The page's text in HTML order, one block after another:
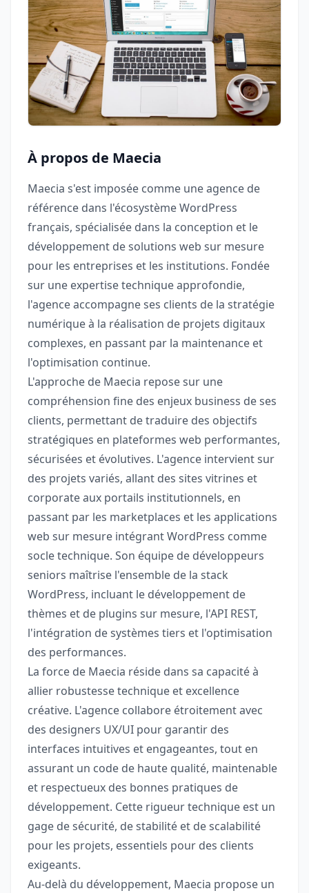
À propos de Maecia
Maecia s'est imposée comme une agence de
référence dans l'écosystème WordPress
français, spécialisée dans la conception et le
développement de solutions web sur mesure
pour les entreprises et les institutions. Fondée
sur une expertise technique approfondie,
l'agence accompagne ses clients de la stratégie
numérique à la réalisation de projets digitaux
complexes, en passant par la maintenance et
l'optimisation continue.
L'approche de Maecia repose sur une
compréhension fine des enjeux business de ses
clients, permettant de traduire des objectifs
stratégiques en plateformes web performantes,
sécurisées et évolutives. L'agence intervient sur
des projets variés, allant des sites vitrines et
corporate aux portails institutionnels, en
passant par les marketplaces et les applications
web sur mesure intégrant WordPress comme
socle technique. Son équipe de développeurs
seniors maîtrise l'ensemble de la stack
WordPress, incluant le développement de
thèmes et de plugins sur mesure, l'API REST,
l'intégration de systèmes tiers et l'optimisation
des performances.
La force de Maecia réside dans sa capacité à
allier robustesse technique et excellence
créative. L'agence collabore étroitement avec
des designers UX/UI pour garantir des
interfaces intuitives et engageantes, tout en
assurant un code de haute qualité, maintenable
et respectueux des bonnes pratiques de
développement. Cette rigueur technique est un
gage de sécurité, de stabilité et de scalabilité
pour les projets, essentiels pour des clients
exigeants.
Au-delà du développement, Maecia propose un